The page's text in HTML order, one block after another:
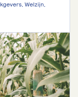
Welzijn,